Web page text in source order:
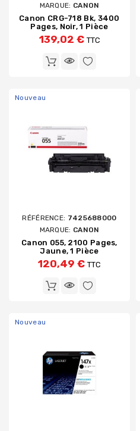
MARQUE: CANON
Canon CRG-718 Bk, 3400
Pages, Noir, 1 Pièce
139,02 € TTC
Nouveau
RÉFÉRENCE: 7425688000
MARQUE: CANON
Canon 055, 2100 Pages,
Jaune, 1 Pièce
120,49 € TTC
Nouveau